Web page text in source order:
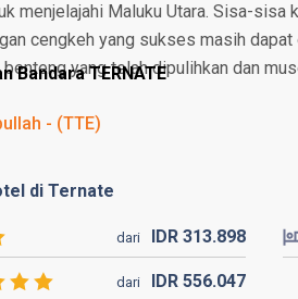
menjelajahi Maluku Utara. Sisa-sisa
cengkeh yang sukses masih
yang telah dipulihkan dan
Bandara TERNATE
- (TTE)
di Ternate
dari IDR 313.898
dari IDR 556.047